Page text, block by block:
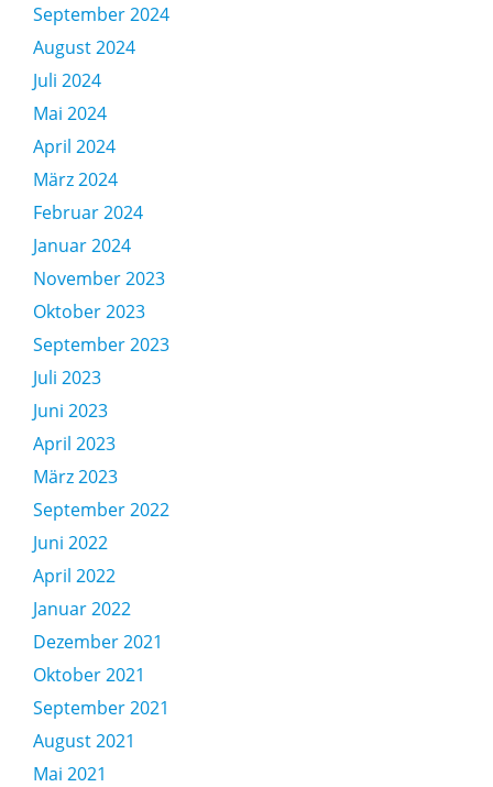
September 2024
August 2024
Juli 2024
Mai 2024
April 2024
März 2024
Februar 2024
Januar 2024
November 2023
Oktober 2023
September 2023
Juli 2023
Juni 2023
April 2023
März 2023
September 2022
Juni 2022
April 2022
Januar 2022
Dezember 2021
Oktober 2021
September 2021
August 2021
Mai 2021